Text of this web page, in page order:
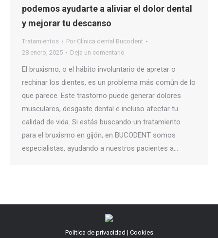
podemos ayudarte a aliviar el dolor dental
y mejorar tu descanso
Tratamientos Por Clínica dental Bucodent
28 enero, 2025
Deja un comentario
El bruxismo, o el hábito involuntario de apretar o
rechinar los dientes, es un problema más común de lo
que parece. Este trastorno puede generar dolores
musculares, desgaste dental e incluso afectar tu
calidad de vida. Si estás buscando un tratamiento
para el bruxismo en gijón, en BUCODENT somos
especialistas, ayudando a nuestros pacientes a…
Política de privacidad | Cookies